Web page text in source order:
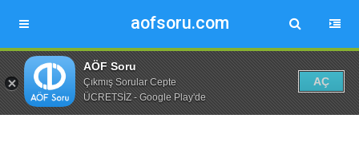
aofsoru.com
AÖF Soru
Çıkmış Sorular Cepte
ÜCRETSİZ - Google Play'de
AÇ